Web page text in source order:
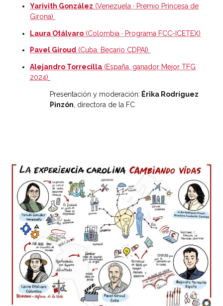
Yarivith González (Venezuela · Premio Princesa de
Girona)
Laura Otálvaro (Colombia · Programa FCC-ICETEX)
Pavel Giroud (Cuba. Becario CDPAI)
Alejandro Torrecilla (España, ganador Mejor TFG
2024)
Presentación y moderación: Érika Rodríguez
Pinzón , directora de la FC